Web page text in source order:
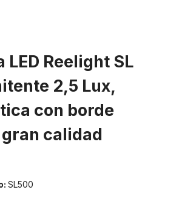
LED Reelight SL
2,5 Lux,
con borde
calidad
SL500